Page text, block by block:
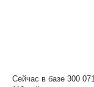
Сейчас в базе 300